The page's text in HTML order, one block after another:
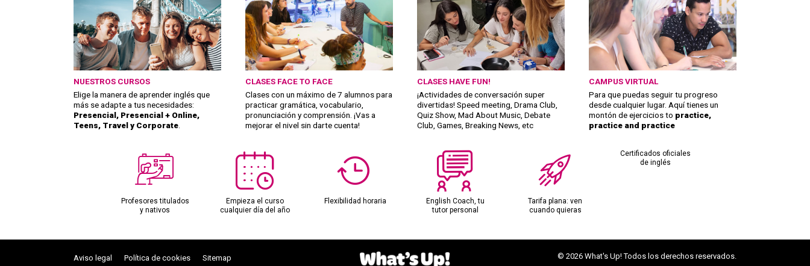
NUESTROS CURSOS
Elige la manera de aprender inglés que
más se adapte a tus necesidades:
Presencial, Presencial + Online,
Teens, Travel y Corporate.
CLASES FACE TO FACE
Clases con un máximo de 7 alumnos para
practicar gramática, vocabulario,
pronunciación y comprensión. ¡Vas a
mejorar el nivel sin darte cuenta!
CLASES HAVE FUN!
¡Actividades de conversación super
divertidas! Speed meeting, Drama Club,
Quiz Show, Mad About Music, Debate
Club, Games, Breaking News, etc
CAMPUS VIRTUAL
Para que puedas seguir tu progreso
desde cualquier lugar. Aquí tienes un
montón de ejercicios to practice,
practice and practice
Profesores titulados
y nativos
Empieza el curso
cualquier día del año
Flexibilidad horaria
English Coach, tu
tutor personal
Tarifa plana: ven
cuando quieras
Certificados oficiales
de inglés
Aviso legal Política de cookies Sitemap © 2026 What's Up! Todos los derechos reservados.